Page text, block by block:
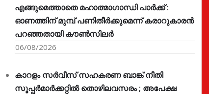
എങ്ങുമെത്താതെ മഹാത്മാഗാന്ധി പാർക്ക് :
ഓണത്തിന് മുമ്പ് പണിതീർക്കുമെന്ന് കരാറുകാരൻ
പറഞ്ഞതായി കൗൺസിലർ
06/08/2026
കാറളം സർവീസ് സഹകരണ ബാങ്ക് നീതി
സൂപ്പർമാർക്കറ്റിൽ തൊഴിലവസരം ; അപേക്ഷ